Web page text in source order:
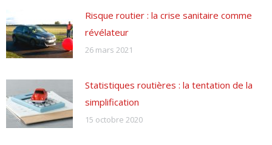
Risque routier : la crise sanitaire comme
révélateur
26 mars 2021
Statistiques routières : la tentation de la
simplification
15 octobre 2020